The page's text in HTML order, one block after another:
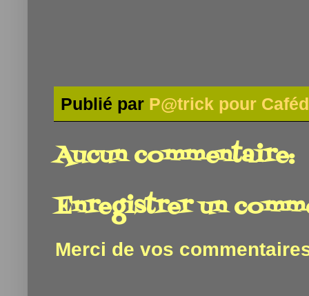
Publié par P@trick pour
Aucun commentaire:
Enregistrer un
Merci de vos